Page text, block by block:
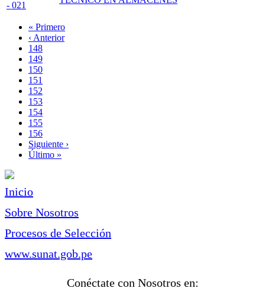
- 021
Paginación
Primera
página
« Primero
Página
anterior
‹ Anterior
Page
148
Page
149
Page
150
Page
151
Página
actual
152
Page
153
Page
154
Page
155
Page
156
Siguiente
página
Siguiente ›
Última
Último »
Inicio
Sobre Nosotros
Procesos de Selección
www.sunat.gob.pe
Conéctate con Nosotros en: